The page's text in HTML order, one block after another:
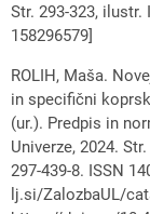
Str. 293-323, ilustr.
158296579]
ROLIH, Maša.
in specifični
(ur.). Predpis in
Univerze, 2024.
297-439-8. ISSN
lj.si/ZalozbaUL/